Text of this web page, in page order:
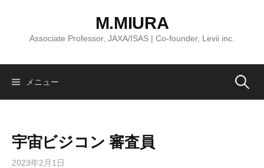
ツ
M.MIURA
Associate Professor, JAXA/ISAS | Co-founder, Levii inc.
メニュー 検
宇宙ビジコン 審査員
2023年2月1日